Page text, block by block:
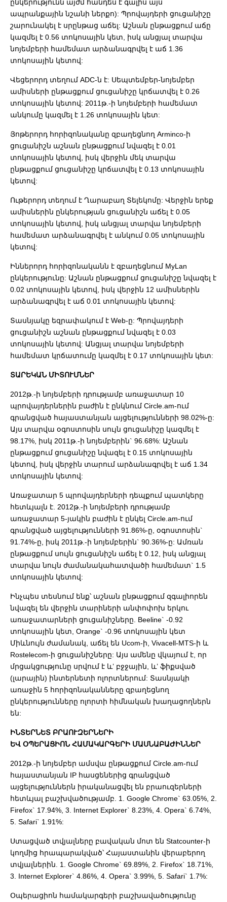
ընկերությունն այժմ հանդես է գալիս այս
ապրանքային նշանի ներքո): Պրովայդերի ցուցանիշը
շարունակել է սրընթաց աճել: Աշնան ընթացքում աճը
կազմել է 0.56 տոկոսային կետ, իսկ անցյալ տարվա
նոյեմբերի համեմատ արձանագրվել է աճ 1.36
տոկոսային կետով:
Վեցերորդ տեղում ADC-ն է: Սեպտեմբեր-նոյեմբեր
ամիսների ընթացքում ցուցանիշը կրճատվել է 0.26
տոկոսային կետով: 2011թ.-ի նոյեմբերի համեմատ
անկումը կազմել է 1.26 տոկոսային կետ:
Յոթերորդ հորիզոնականը զբաղեցնող Arminco-ի
ցուցանիշն աշնան ընթացքում նվազել է 0.01
տոկոսային կետով, իսկ վերջին մեկ տարվա
ընթացքում ցուցանիշը կրճատվել է 0.13 տոկոսային
կետով:
Ութերորդ տեղում է Ղարաբաղ Տելեկոմը: Վերջին երեք
ամիսներին ընկերության ցուցանիշն աճել է 0.05
տոկոսային կետով, իսկ անցյալ տարվա նոյեմբերի
համեմատ արձանագրվել է անկում 0.05 տոկոսային
կետով:
Իններորդ հորիզոնականն է զբաղեցնում MyLan
ընկերությունը: Աշնան ընթացքում ցուցանիշը նվազել է
0.02 տոկոսային կետով, իսկ վերջին 12 ամիսներին
արձանագրվել է աճ 0.01 տոկոսային կետով:
Տասնյակը եզրափակում է Web-ը: Պրովայդերի
ցուցանիշն աշնան ընթացքում նվազել է 0.03
տոկոսային կետով: Անցյալ տարվա նոյեմբերի
համեմատ կրճատումը կազմել է 0.17 տոկոսային կետ:
ՏԱՐԵԿԱՆ ՄԻՏՈՒՄՆԵՐ
2012թ.-ի նոյեմբերի դրությամբ առաջատար 10
պրովայդերներին բաժին է ընկնում Circle.am-ում
գրանցված հայաստանյան այցելությունների 98.02%-ը:
Այս տարվա օգոստոսին սույն ցուցանիշը կազմել է
98.17%, իսկ 2011թ.-ի նոյեմբերին` 96.68%: Աշնան
ընթացքում ցուցանիշը նվազել է 0.15 տոկոսային
կետով, իսկ վերջին տարում արձանագրվել է աճ 1.34
տոկոսային կետով:
Առաջատար 5 պրովայդերների դեպքում պատկերը
հետևյալն է. 2012թ.-ի նոյեմբերի դրությամբ
առաջատար 5-յակին բաժին է ընկել Circle.am-ում
գրանցված այցելությունների 91.86%-ը, օգոստոսին`
91.74%-ը, իսկ 2011թ.-ի նոյեմբերին` 90.36%-ը: Ամռան
ընթացքում սույն ցուցանիշն աճել է 0.12, իսկ անցյալ
տարվա նույն ժամանակահատվածի համեմատ` 1.5
տոկոսային կետով:
Ինչպես տեսնում ենք՝ աշնան ընթացքում զգալիորեն
նվազել են վերջին տարիների անփոփոխ երկու
առաջատարների ցուցանիշները. Beeline` -0.92
տոկոսային կետ, Orange` -0.96 տոկոսային կետ
Միևնույն ժամանակ, աճել են Ucom-ի, Vivacell-MTS-ի և
Rostelecom-ի ցուցանիշները: Այս ամենը վկայում է, որ
մրցակցությունը սրվում է և’ բջջային, և’ ֆիքսված
(լարային) ինտերնետի ոլորտներում: Տասնյակի
առաջին 5 հորիզոնականները զբաղեցնող
ընկերությունները ոլորտի հիմնական խաղացողներն
են:
ԻՆՏԵՐՆԵՏ ԲՐԱՈՒԶԵՐՆԵՐԻ
ԵՎ ՕՊԵՐԱՑԻՈՆ ՀԱՄԱԿԱՐԳԵՐԻ ՄԱՍՆԱԲԱԺԻՆՆԵՐ
2012թ.-ի նոյեմբեր ամսվա ընթացքում Circle.am-ում
հայաստանյան IP հասցեներից գրանցված
այցելություններն իրականացվել են բրաուզերների
հետևյալ բաշխվածությամբ. 1. Google Chrome` 63.05%, 2.
Firefox` 17.94%, 3. Internet Explorer` 8.23%, 4. Opera` 6.74%,
5. Safari` 1.91%:
Ստացված տվյալները բավական մոտ են Statcounter-ի
կողմից հրապարակված՝ Հայաստանին վերաբերող
տվյալներին. 1. Google Chrome` 69.89%, 2. Firefox` 18.71%,
3. Internet Explorer` 4.86%, 4. Opera` 3.99%, 5. Safari` 1.7%:
Օպերացիոն համակարգերի բաշխավածությունը